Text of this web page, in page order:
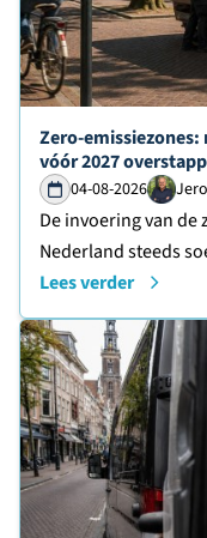
Lees verder over
Zero-
vóór 2027
04-08-2026
De invoering van
Nederland steeds
Lees verder